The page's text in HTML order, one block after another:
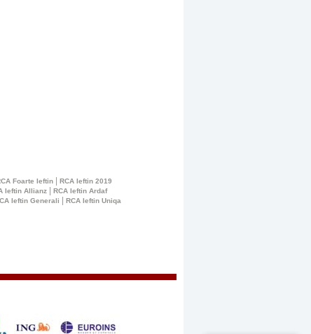
Foarte Ieftin
RCA Ieftin 2019
Ieftin Allianz
RCA Ieftin Ardaf
Ieftin Generali
RCA Ieftin Uniqa